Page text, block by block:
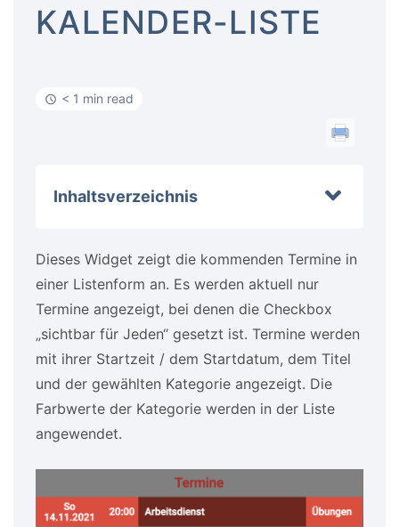
KALENDER-LISTE
< 1 min read
Inhaltsverzeichnis
Dieses Widget zeigt die kommenden Termine in
einer Listenform an. Es werden aktuell nur
Termine angezeigt, bei denen die Checkbox
„sichtbar für Jeden“ gesetzt ist. Termine werden
mit ihrer Startzeit / dem Startdatum, dem Titel
und der gewählten Kategorie angezeigt. Die
Farbwerte der Kategorie werden in der Liste
angewendet.